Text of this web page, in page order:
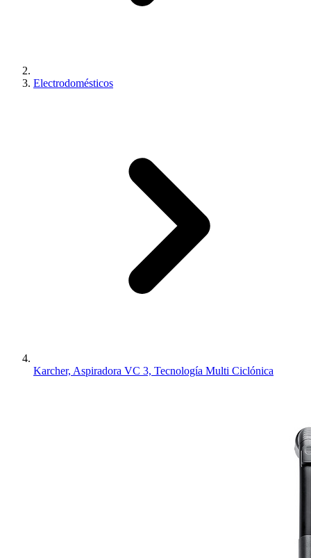
Electrodomésticos
Karcher, Aspiradora VC 3, Tecnología Multi Ciclónica